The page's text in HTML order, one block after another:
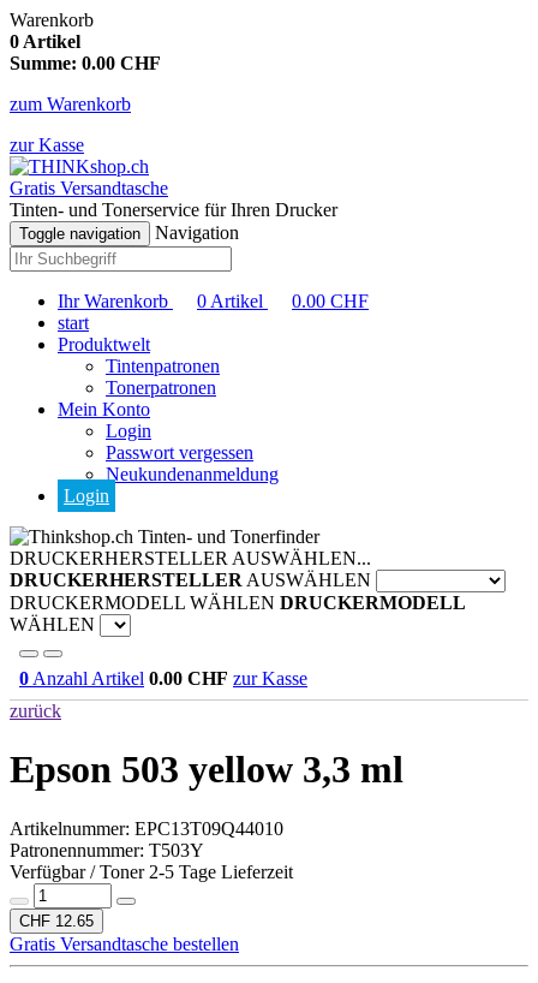
Warenkorb
0 Artikel
Summe: 0.00 CHF
zum Warenkorb
zur Kasse
Gratis Versandtasche
Tinten- und Tonerservice für Ihren Drucker
Toggle navigation Navigation
Ihr Warenkorb 0 Artikel 0.00 CHF
start
Produktwelt
Tintenpatronen
Tonerpatronen
Mein Konto
Login
Passwort vergessen
Neukundenanmeldung
Login
Tinten- und Tonerfinder
DRUCKERHERSTELLER AUSWÄHLEN...
DRUCKERHERSTELLER AUSWÄHLEN
DRUCKERMODELL WÄHLEN DRUCKERMODELL
WÄHLEN
0 Anzahl Artikel 0.00 CHF zur Kasse
zurück
Epson 503 yellow 3,3 ml
Artikelnummer: EPC13T09Q44010
Patronennummer: T503Y
Verfügbar / Toner 2-5 Tage Lieferzeit
CHF 12.65
Gratis Versandtasche bestellen